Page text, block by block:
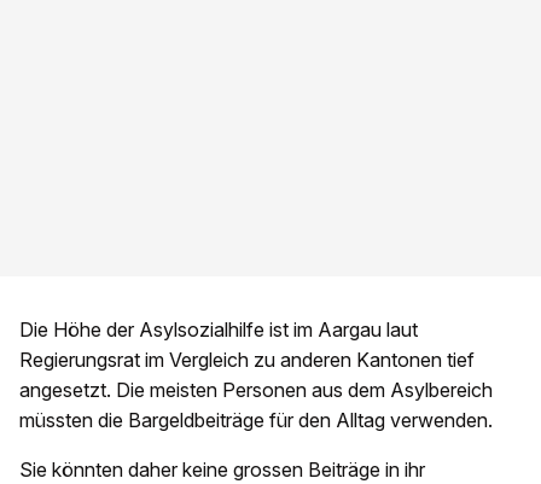
Die Höhe der Asylsozialhilfe ist im Aargau laut
Regierungsrat im Vergleich zu anderen Kantonen tief
angesetzt. Die meisten Personen aus dem Asylbereich
müssten die Bargeldbeiträge für den Alltag verwenden.
Sie könnten daher keine grossen Beiträge in ihr